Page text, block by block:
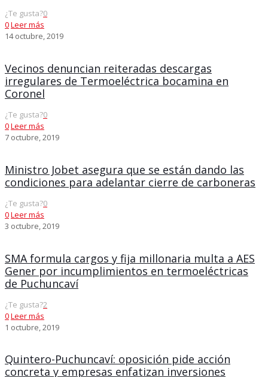
¿Te gusta?0
0Leer más
14 octubre, 2019
Vecinos denuncian reiteradas descargas
irregulares de Termoeléctrica bocamina en
Coronel
¿Te gusta?0
0Leer más
7 octubre, 2019
Ministro Jobet asegura que se están dando las
condiciones para adelantar cierre de carboneras
¿Te gusta?0
0Leer más
3 octubre, 2019
SMA formula cargos y fija millonaria multa a AES
Gener por incumplimientos en termoeléctricas
de Puchuncaví
¿Te gusta?2
0Leer más
1 octubre, 2019
Quintero-Puchuncaví: oposición pide acción
concreta y empresas enfatizan inversiones